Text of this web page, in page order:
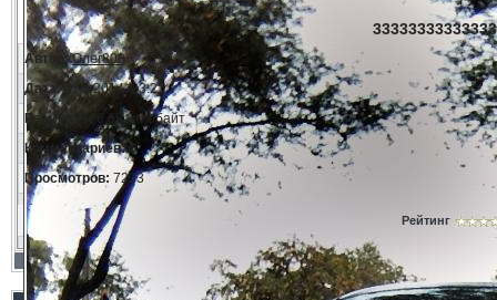
Автор: Олег808
Дата: 11.3.2014, 23:21
Размер:
166.68 килобайт
Комментариев:0
Просмотров: 7233
Рейтинг